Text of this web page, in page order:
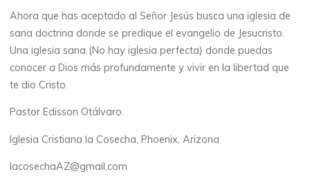
Ahora que has aceptado al Señor Jesús busca una iglesia de
sana doctrina donde se predique el evangelio de Jesucristo.
Una iglesia sana (No hay iglesia perfecta) donde puedas
conocer a Dios más profundamente y vivir en la libertad que
te dio Cristo.
Pastor Edisson Otálvaro.
Iglesia Cristiana la Cosecha, Phoenix, Arizona
lacosechaAZ@gmail.com